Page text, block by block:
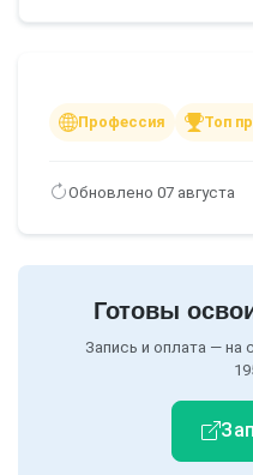
Профессия Топ
Обновлено 07 августа
Готовы
Запись и оплата — на